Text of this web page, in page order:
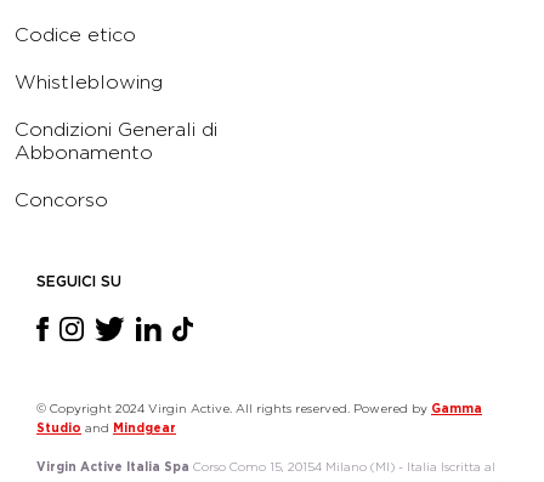
Codice etico
Whistleblowing
Condizioni Generali di
Abbonamento
Concorso
SEGUICI SU
© Copyright 2024 Virgin Active. All rights reserved. Powered by Gamma
Studio and Mindgear
Virgin Active Italia Spa Corso Como 15, 20154 Milano (MI) - Italia Iscritta al